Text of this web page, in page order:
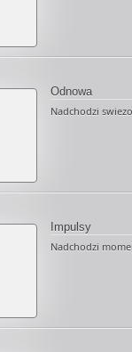
Odnowa
Nadchodzi
Impulsy
Nadchodzi